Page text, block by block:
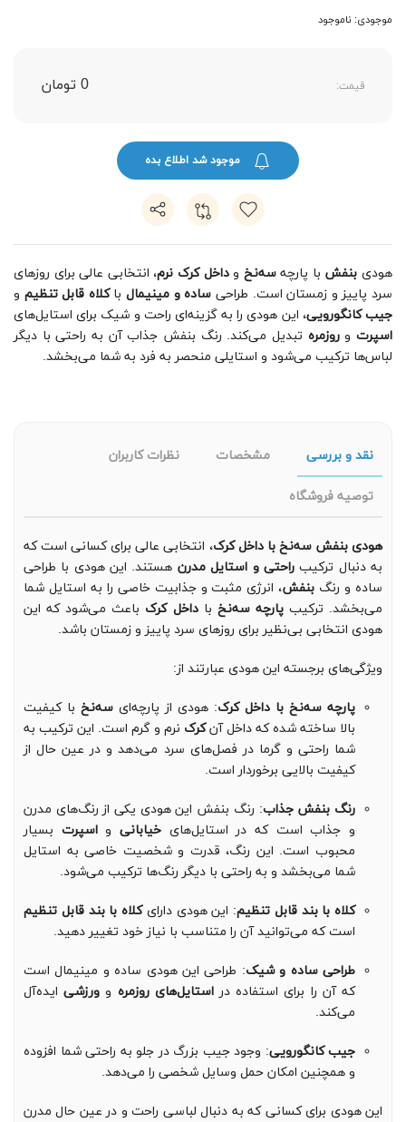
موجودی: ناموجود
قیمت: 0 تومان
موجود شد اطلاع بده
هودی بنفش با پارچهسه‌نخ وداخل کرک نرم، انتخابی عالی برای روزهای
سرد پاییز و زمستان است. طراحی ساده و مینیمالباکلاه قابل تنظیم و
جیب کانگورویی، این هودی را به گزینه‌ای راحت و شیک برای استایل‌های
اسپرتوروزمره تبدیل می‌کند. رنگ بنفش جذاب آن به راحتی با دیگر
لباس‌ها ترکیب می‌شود و استایلی منحصر به فرد به شما می‌بخشد.
نقد و بررسی مشخصات نظرات کاربران
توصیه فروشگاه
هودی بنفش سه‌نخ با داخل کرک، انتخابی عالی برای کسانی است که
به دنبال ترکیبراحتی و استایل مدرن هستند. این هودی با طراحی
ساده و رنگ بنفش، انرژی مثبت و جذابیت خاصی را به استایل شما
می‌بخشد. ترکیبپارچه سه‌نخ باداخل کرک باعث می‌شود که این
هودی انتخابی بی‌نظیر برای روزهای سرد پاییز و زمستان باشد.
ویژگی‌های برجسته این هودی عبارتند از:
پارچه سه‌نخ با داخل کرک: هودی از پارچه‌ای سه‌نخ با کیفیت
بالا ساخته شده که داخل آنکرک نرم و گرم است. این ترکیب به
شما راحتی و گرما در فصل‌های سرد می‌دهد و در عین حال از
کیفیت بالایی برخوردار است.
رنگ بنفش جذاب: رنگ بنفش این هودی یکی از رنگ‌های مدرن
و جذاب است که در استایل‌های خیابانیواسپرت بسیار
محبوب است. این رنگ، قدرت و شخصیت خاصی به استایل
شما می‌بخشد و به راحتی با دیگر رنگ‌ها ترکیب می‌شود.
کلاه با بند قابل تنظیم: این هودی دارایکلاه با بند قابل تنظیم
است که می‌توانید آن را متناسب با نیاز خود تغییر دهید.
طراحی ساده و شیک: طراحی این هودی ساده و مینیمال است
که آن را برای استفاده دراستایل‌های روزمره و ورزشیایده‌آل
می‌کند.
جیب کانگورویی: وجود جیب بزرگ در جلو به راحتی شما افزوده
و همچنین امکان حمل وسایل شخصی را می‌دهد.
این هودی برای کسانی که به دنبال لباسی راحت و در عین حال مدرن